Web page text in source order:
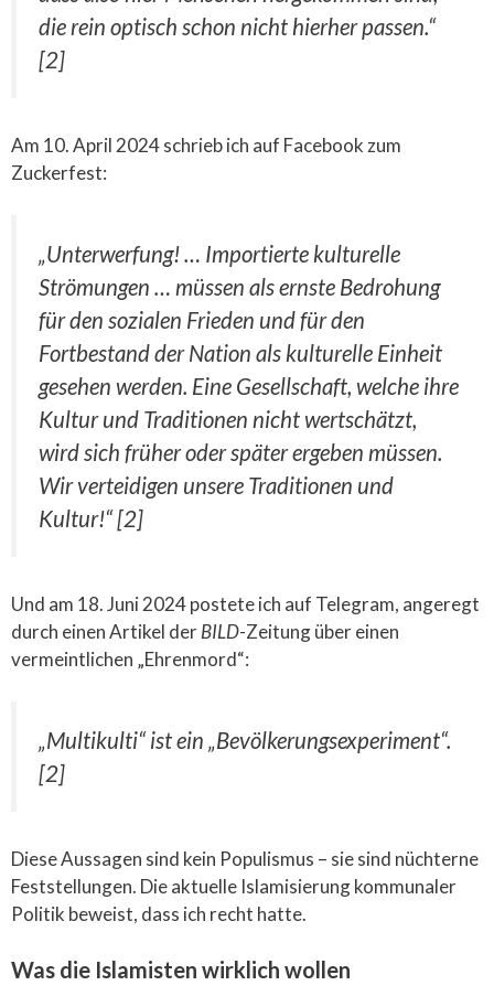
die rein optisch schon nicht hierher passen.“
[2]
Am 10. April 2024 schrieb ich auf Facebook zum
Zuckerfest:
„Unterwerfung! … Importierte kulturelle
Strömungen … müssen als ernste Bedrohung
für den sozialen Frieden und für den
Fortbestand der Nation als kulturelle Einheit
gesehen werden. Eine Gesellschaft, welche ihre
Kultur und Traditionen nicht wertschätzt,
wird sich früher oder später ergeben müssen.
Wir verteidigen unsere Traditionen und
Kultur!“[2]
Und am 18. Juni 2024 postete ich auf Telegram, angeregt
durch einen Artikel derBILD-Zeitung über einen
vermeintlichen „Ehrenmord“:
„Multikulti“ ist ein „Bevölkerungsexperiment“.
[2]
Diese Aussagen sind kein Populismus – sie sind nüchterne
Feststellungen. Die aktuelle Islamisierung kommunaler
Politik beweist, dass ich recht hatte.
Was die Islamisten wirklich wollen